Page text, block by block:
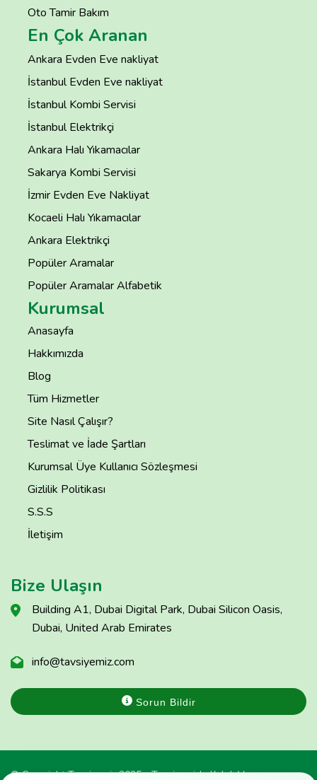
Oto Tamir Bakım
En Çok Aranan
Ankara Evden Eve nakliyat
İstanbul Evden Eve nakliyat
İstanbul Kombi Servisi
İstanbul Elektrikçi
Ankara Halı Yıkamacılar
Sakarya Kombi Servisi
İzmir Evden Eve Nakliyat
Kocaeli Halı Yıkamacılar
Ankara Elektrikçi
Popüler Aramalar
Popüler Aramalar Alfabetik
Kurumsal
Anasayfa
Hakkımızda
Blog
Tüm Hizmetler
Site Nasıl Çalışır?
Teslimat ve İade Şartları
Kurumsal Üye Kullanıcı Sözleşmesi
Gizlilik Politikası
S.S.S
İletişim
Bize Ulaşın
Building A1, Dubai Digital Park, Dubai Silicon Oasis,
Dubai, United Arab Emirates
info@tavsiyemiz.com
Sorun Bildir
© Copyright Tavsiyemiz 2025 - Tavsiyemiz'e Kulak Ver